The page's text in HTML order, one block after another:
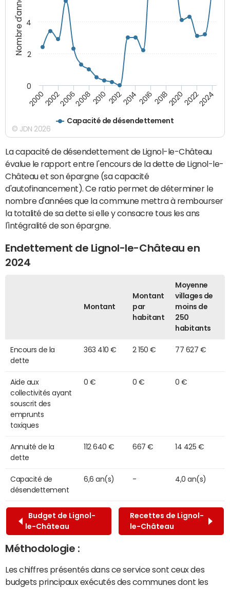
Nombre d'années
Capacité de désendettement
20002002200620082010 2012201420162018202020222024
0
2
4
© JDN 2026
La capacité de désendettement de Lignol-le-Château
évalue le rapport entre l'encours de la dette de Lignol-le-
Château et son épargne (sa capacité
d'autofinancement). Ce ratio permet de déterminer le
nombre d'années que la commune mettra à rembourser
la totalité de sa dette si elle y consacre tous les ans
l'intégralité de son épargne.
Endettement de Lignol-le-Château en
2024
Montant
Montant
par
habitant
Moyenne
villages de
moins de
250
habitants
Encours de la
dette
363 410 € 2 150 € 77 627 €
Aide aux
collectivités ayant
souscrit des
emprunts
toxiques
0 € 0 € 0 €
Annuité de la
dette
112 640 € 667 € 14 425 €
Capacité de
désendettement
6,6 an(s) - 4,0 an(s)
Budget de Lignol-
le-Château
Recettes de Lignol-
le-Château
Méthodologie :
Les chiffres présentés dans ce service sont ceux des
budgets principaux exécutés des communes dont les